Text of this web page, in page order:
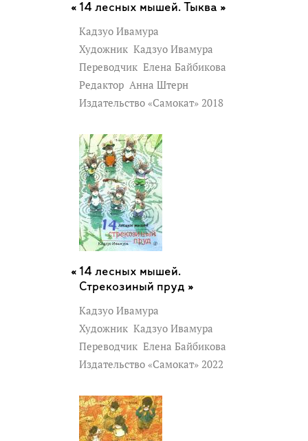
14 лесных мышей. Тыква »
Кадзуо Ивамура
Художник Кадзуо Ивамура
Переводчик Елена Байбикова
Редактор Анна Штерн
Издательство «Самокат» 2018
14 лесных мышей.
Стрекозиный пруд »
Кадзуо Ивамура
Художник Кадзуо Ивамура
Переводчик Елена Байбикова
Издательство «Самокат» 2022